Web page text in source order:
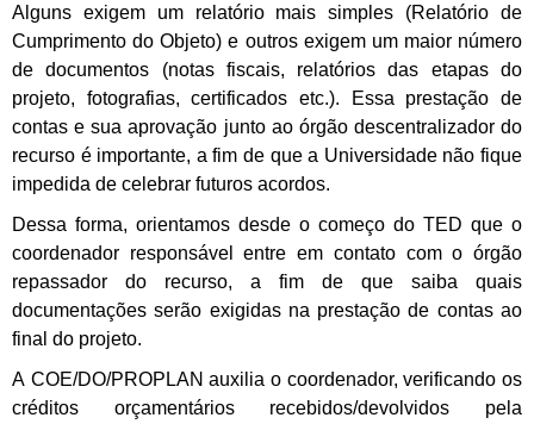
Alguns exigem um relatório mais simples (Relatório de
Cumprimento do Objeto) e outros exigem um maior número
de documentos (notas fiscais, relatórios das etapas do
projeto, fotografias, certificados etc.). Essa prestação de
contas e sua aprovação junto ao órgão descentralizador do
recurso é importante, a fim de que a Universidade não fique
impedida de celebrar futuros acordos.
Dessa forma, orientamos desde o começo do TED que o
coordenador responsável entre em contato com o órgão
repassador do recurso, a fim de que saiba quais
documentações serão exigidas na prestação de contas ao
final do projeto.
A COE/DO/PROPLAN auxilia o coordenador, verificando os
créditos orçamentários recebidos/devolvidos pela